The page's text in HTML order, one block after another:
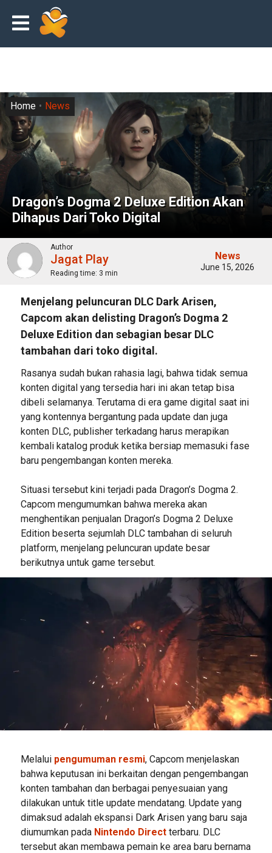
Dragon’s Dogma 2 Deluxe Edition Akan
Dihapus Dari Toko Digital
Home News
Author
Jagat Play
Reading time: 3 min
News
June 15, 2026
Menjelang peluncuran DLC Dark Arisen,
Capcom akan delisting Dragon’s Dogma 2
Deluxe Edition dan sebagian besar DLC
tambahan dari toko digital.
Rasanya sudah bukan rahasia lagi, bahwa tidak semua
konten digital yang tersedia hari ini akan tetap bisa
dibeli selamanya. Terutama di era game digital saat ini
yang kontennya bergantung pada update dan juga
konten DLC, publisher terkadang harus merapikan
kembali katalog produk ketika bersiap memasuki fase
baru pengembangan konten mereka.
Situasi tersebut kini terjadi pada Dragon’s Dogma 2.
Capcom mengumumkan bahwa mereka akan
menghentikan penjualan Dragon’s Dogma 2 Deluxe
Edition beserta sejumlah DLC tambahan di seluruh
platform, menjelang peluncuran update besar
berikutnya untuk game tersebut.
Melalui pengumuman resmi, Capcom menjelaskan
bahwa keputusan ini berkaitan dengan pengembangan
konten tambahan dan berbagai penyesuaian yang
dilakukan untuk title update mendatang. Update yang
dimaksud adalah ekspansi Dark Arisen yang baru saja
diumumkan pada Nintendo Directterbaru. DLC
tersebut akan membawa pemain ke area baru bernama